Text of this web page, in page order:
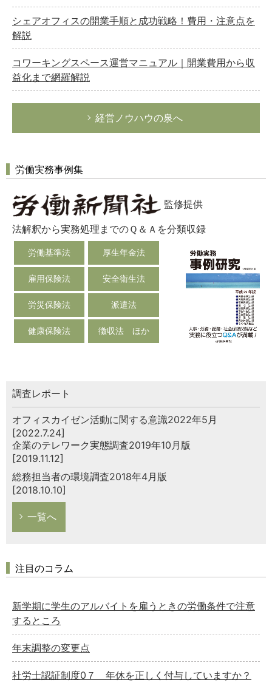
労務管理
企業法務
経営の知恵
総務の給湯室
秘書のノウハウ
シェアオフィスの開業手順と成功戦略！費用・注意点を
解説
コワーキングスペース運営マニュアル｜開業費用から収
益化まで網羅解説
経営ノウハウの泉へ
労働実務事例集
監修提供
法解釈から実務処理までのＱ＆Ａを分類収録
労働基準法 厚生年金法
雇用保険法 安全衛生法
労災保険法 派遣法
健康保険法 徴収法 ほか
調査レポート
オフィスカイゼン活動に関する意識2022年5月
[2022.7.24]
企業のテレワーク実態調査2019年10月版
[2019.11.12]
総務担当者の環境調査2018年4月版
[2018.10.10]
一覧へ
注目のコラム
新学期に学生のアルバイトを雇うときの労働条件で注意
するところ
年末調整の変更点
社労士認証制度0７ 年休を正しく付与していますか？